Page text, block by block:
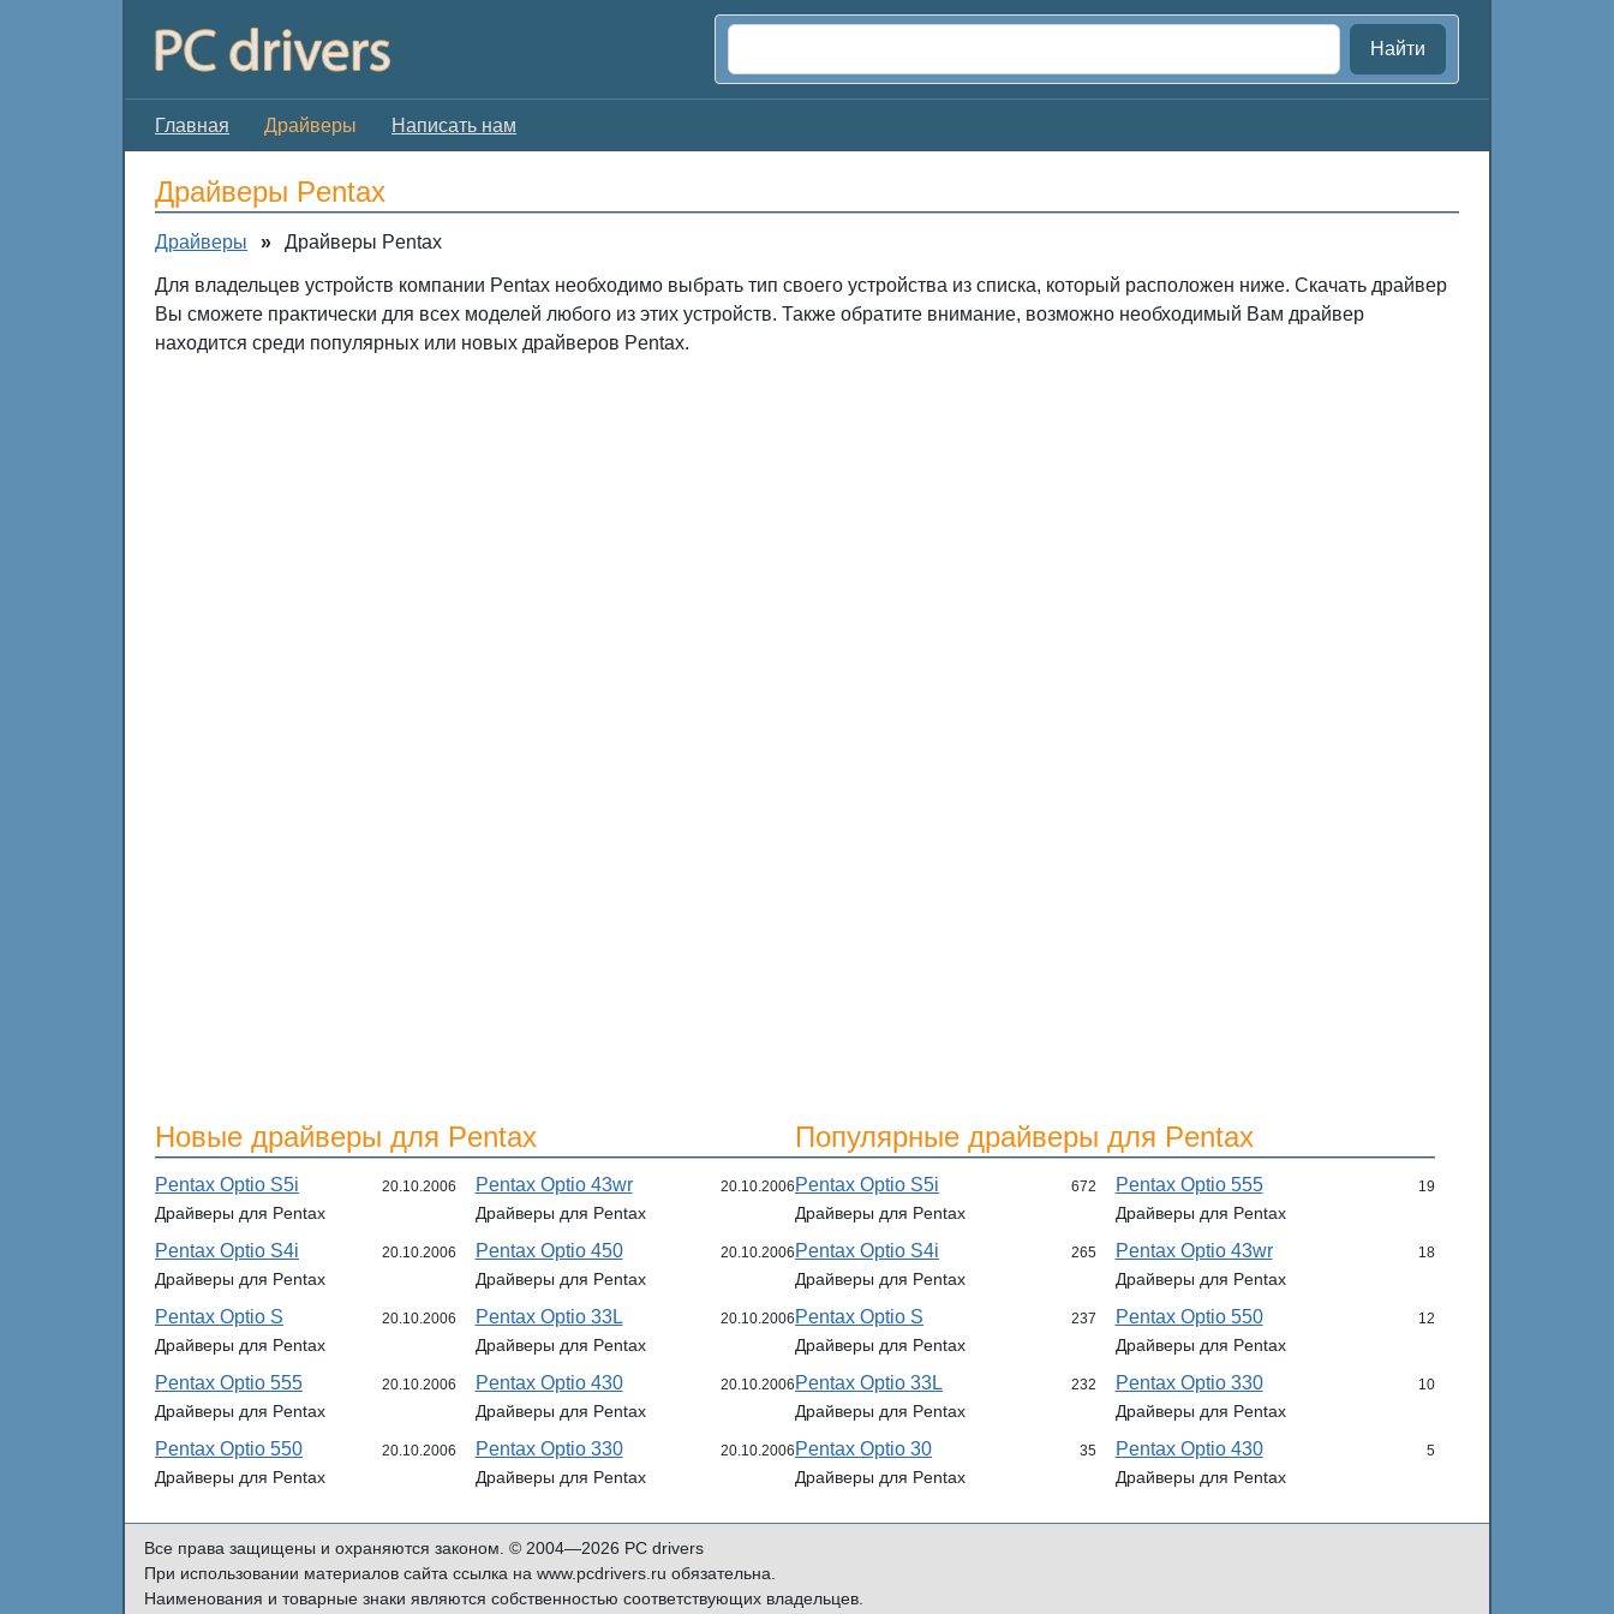
Найти
Главная Драйверы Написать нам
Драйверы Pentax
Драйверы » Драйверы Pentax
Для владельцев устройств компании Pentax необходимо выбрать тип своего устройства из списка, который расположен ниже. Скачать драйвер
Вы сможете практически для всех моделей любого из этих устройств. Также обратите внимание, возможно необходимый Вам драйвер
находится среди популярных или новых драйверов Pentax.
Новые драйверы для Pentax
Pentax Optio S5i 20.10.2006
Драйверы для Pentax
Pentax Optio S4i 20.10.2006
Драйверы для Pentax
Pentax Optio S 20.10.2006
Драйверы для Pentax
Pentax Optio 555 20.10.2006
Драйверы для Pentax
Pentax Optio 550 20.10.2006
Драйверы для Pentax
Pentax Optio 43wr 20.10.2006
Драйверы для Pentax
Pentax Optio 450 20.10.2006
Драйверы для Pentax
Pentax Optio 33L 20.10.2006
Драйверы для Pentax
Pentax Optio 430 20.10.2006
Драйверы для Pentax
Pentax Optio 330 20.10.2006
Драйверы для Pentax
Популярные драйверы для Pentax
Pentax Optio S5i 672
Драйверы для Pentax
Pentax Optio S4i 265
Драйверы для Pentax
Pentax Optio S 237
Драйверы для Pentax
Pentax Optio 33L 232
Драйверы для Pentax
Pentax Optio 30 35
Драйверы для Pentax
Pentax Optio 555 19
Драйверы для Pentax
Pentax Optio 43wr 18
Драйверы для Pentax
Pentax Optio 550 12
Драйверы для Pentax
Pentax Optio 330 10
Драйверы для Pentax
Pentax Optio 430 5
Драйверы для Pentax
Все права защищены и охраняются законом. © 2004—2026 PC drivers
При использовании материалов сайта ссылка на www.pcdrivers.ru обязательна.
Наименования и товарные знаки являются собственностью соответствующих владельцев.